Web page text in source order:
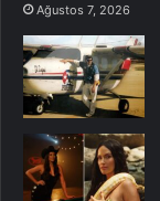
Ağustos 7, 2026